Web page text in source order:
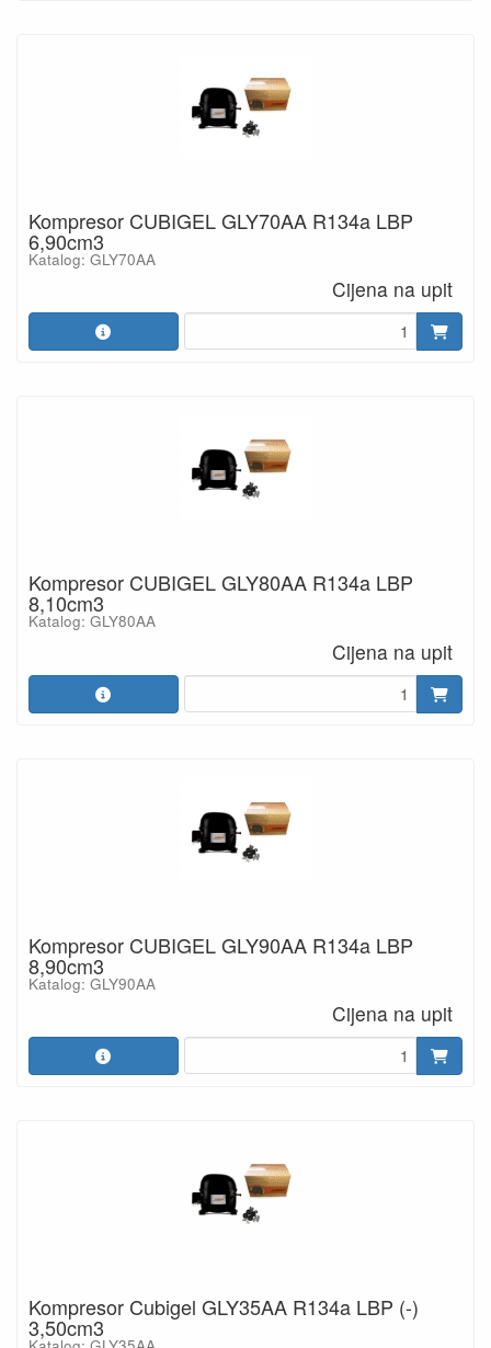
Kompresor CUBIGEL GLY70AA R134a LBP
6,90cm3
Katalog: GLY70AA
Cijena na upit
Kompresor CUBIGEL GLY80AA R134a LBP
8,10cm3
Katalog: GLY80AA
Cijena na upit
Kompresor CUBIGEL GLY90AA R134a LBP
8,90cm3
Katalog: GLY90AA
Cijena na upit
Kompresor Cubigel GLY35AA R134a LBP (-)
3,50cm3